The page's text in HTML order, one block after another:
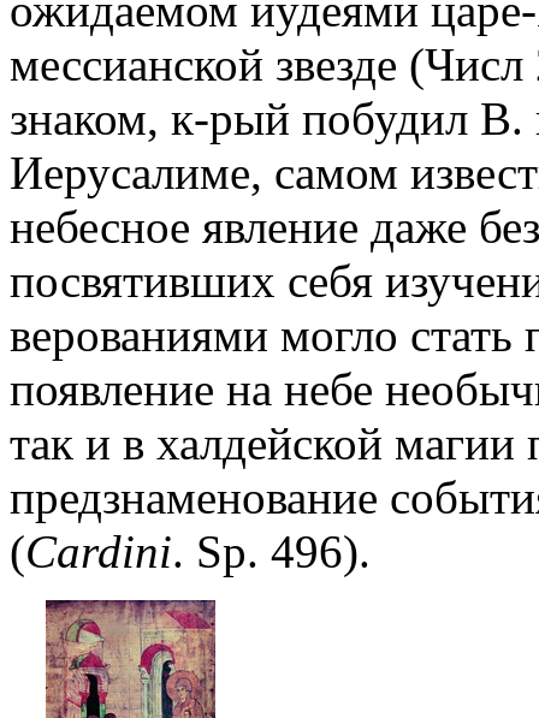
мессианской звезде
знаком, к-рый побудил В.
Иерусалиме, самом
небесное явление даже
посвятивших себя
верованиями могло
появление на небе
так и в халдейской магии
предзнаменование
(Cardini. Sp. 496).